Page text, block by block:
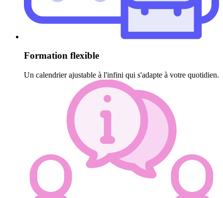
Formation flexible
Un calendrier ajustable à l'infini qui s'adapte à votre quotidien.